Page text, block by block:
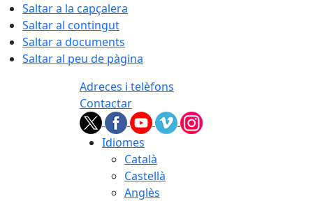
Saltar a la capçalera
Saltar al contingut
Saltar a documents
Saltar al peu de pàgina
Adreces i telèfons
Contactar
Idiomes
Català
Castellà
Anglès